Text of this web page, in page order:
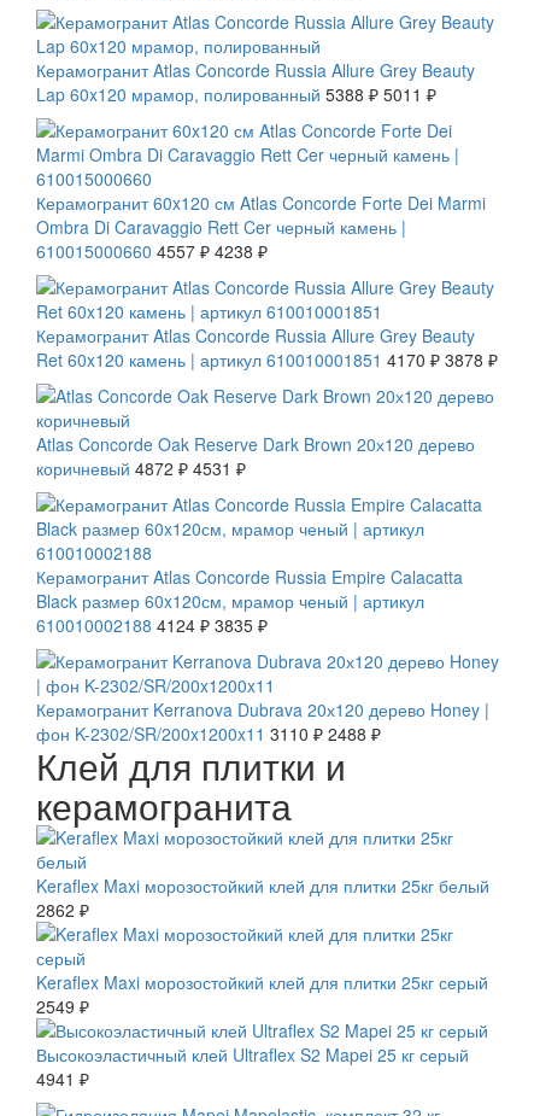
Керамогранит Atlas Concorde Russia Allure Grey Beauty
Lap 60x120 мрамор, полированный 5388 ₽ 5011 ₽
Керамогранит 60x120 см Atlas Concorde Forte Dei Marmi
Ombra Di Caravaggio Rett Cer черный камень |
610015000660 4557 ₽ 4238 ₽
Керамогранит Atlas Concorde Russia Allure Grey Beauty
Ret 60x120 камень | артикул 610010001851 4170 ₽ 3878 ₽
Atlas Concorde Oak Reserve Dark Brown 20х120 дерево
коричневый 4872 ₽ 4531 ₽
Керамогранит Atlas Concorde Russia Empire Calacatta
Black размер 60x120см, мрамор ченый | артикул
610010002188 4124 ₽ 3835 ₽
Керамогранит Kerranova Dubrava 20х120 дерево Honey |
фон K-2302/SR/200x1200x11 3110 ₽ 2488 ₽
Клей для плитки и
керамогранита
Keraflex Maxi морозостойкий клей для плитки 25кг белый
2862 ₽
Keraflex Maxi морозостойкий клей для плитки 25кг серый
2549 ₽
Высокоэластичный клей Ultraflex S2 Mapei 25 кг серый
4941 ₽